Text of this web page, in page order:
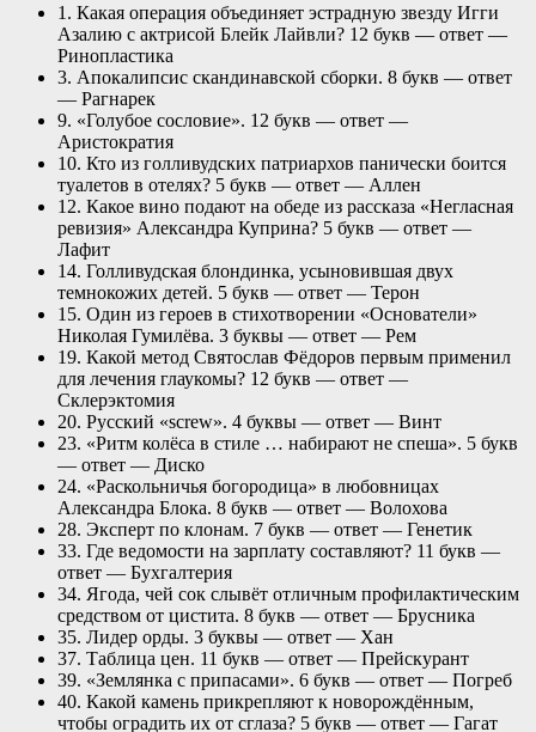
1. Какая операция объединяет эстрадную звезду Игги
Азалию с актрисой Блейк Лайвли? 12 букв — ответ —
Ринопластика
3. Апокалипсис скандинавской сборки. 8 букв — ответ
— Рагнарек
9. «Голубое сословие». 12 букв — ответ —
Аристократия
10. Кто из голливудских патриархов панически боится
туалетов в отелях? 5 букв — ответ — Аллен
12. Какое вино подают на обеде из рассказа «Негласная
ревизия» Александра Куприна? 5 букв — ответ —
Лафит
14. Голливудская блондинка, усыновившая двух
темнокожих детей. 5 букв — ответ — Терон
15. Один из героев в стихотворении «Основатели»
Николая Гумилёва. 3 буквы — ответ — Рем
19. Какой метод Святослав Фёдоров первым применил
для лечения глаукомы? 12 букв — ответ —
Склерэктомия
20. Русский «screw». 4 буквы — ответ — Винт
23. «Ритм колёса в стиле … набирают не спеша». 5 букв
— ответ — Диско
24. «Раскольничья богородица» в любовницах
Александра Блока. 8 букв — ответ — Волохова
28. Эксперт по клонам. 7 букв — ответ — Генетик
33. Где ведомости на зарплату составляют? 11 букв —
ответ — Бухгалтерия
34. Ягода, чей сок слывёт отличным профилактическим
средством от цистита. 8 букв — ответ — Брусника
35. Лидер орды. 3 буквы — ответ — Хан
37. Таблица цен. 11 букв — ответ — Прейскурант
39. «Землянка с припасами». 6 букв — ответ — Погреб
40. Какой камень прикрепляют к новорождённым,
чтобы оградить их от сглаза? 5 букв — ответ — Гагат